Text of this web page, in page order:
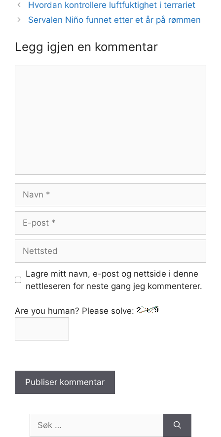
Hvordan kontrollere luftfuktighet i terrariet
Servalen Niño funnet etter et år på rømmen
Legg igjen en kommentar
post
Lagre mitt navn, e-post og nettside i denne
nettleseren for neste gang jeg kommenterer.
Are you human? Please solve:
etter: